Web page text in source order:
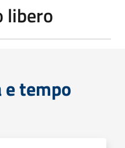
libero
tempo